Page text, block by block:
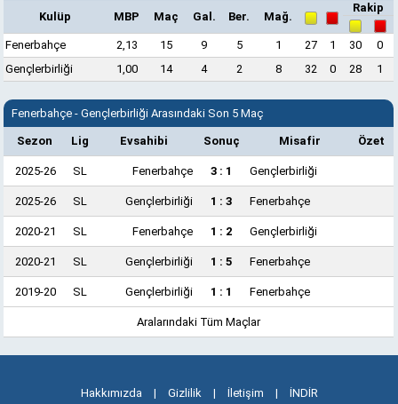
Kulüp MBP Maç Gal. Ber. Mağ.
Rakip
Fenerbahçe 2,13 15 9 5 1 27 1 30
0
Gençlerbirliği
1,00 14 4 2 8 32 0 28 1
Fenerbahçe - Gençlerbirliği Arasındaki Son 5 Maç
Sezon Lig Evsahibi Sonuç Misafir Özet
2025-26 SL Fenerbahçe 3 : 1 Gençlerbirliği
2025-26 SL Gençlerbirliği 1 : 3 Fenerbahçe
2020-21 SL Fenerbahçe 1 : 2 Gençlerbirliği
2020-21 SL Gençlerbirliği 1 : 5 Fenerbahçe
2019-20 SL Gençlerbirliği 1 : 1 Fenerbahçe
Aralarındaki Tüm Maçlar
Hakkımızda | Gizlilik | İletişim | İNDİR